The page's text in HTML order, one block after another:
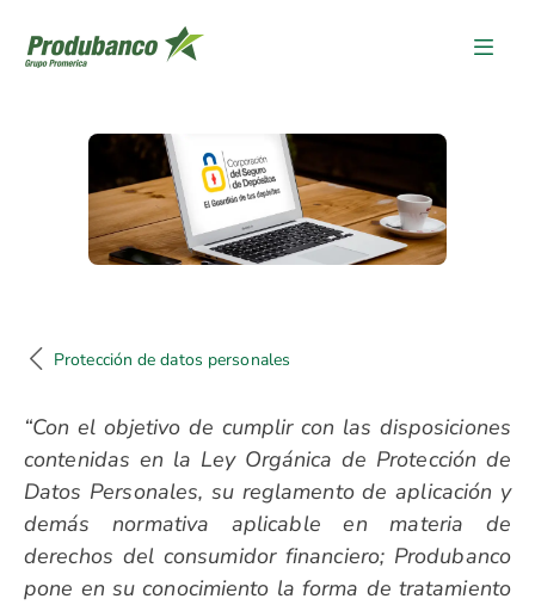
Protección de datos
“Con el objetivo de cumplir con las disposiciones
contenidas en la Ley Orgánica de Protección de
Datos Personales, su reglamento de aplicación y
demás normativa aplicable en materia de
derechos del consumidor financiero; Produbanco
pone en su conocimiento la forma de tratamiento
Protección de datos personales